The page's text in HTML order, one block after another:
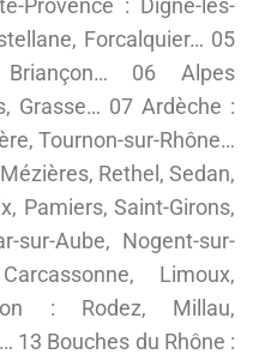
Provence : Digne-les-
Forcalquier… 05
06 Alpes
Grasse… 07 Ardèche :
Tournon-sur-Rhône…
Rethel, Sedan,
Pamiers, Saint-Girons,
Aube, Nogent-sur-
Limoux,
: Rodez, Millau,
13 Bouches du Rhône :